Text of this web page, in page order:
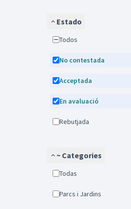
Estado
Todos
No contestada
Acceptada
En avaluació
Rebutjada
~ Categories
Todas
Parcs i Jardins